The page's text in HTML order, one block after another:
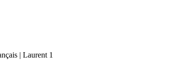
| Laurent 1